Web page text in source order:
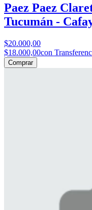
Paez Paez
Tucumán -
$20.000,00
$18.000,00con
Comprar